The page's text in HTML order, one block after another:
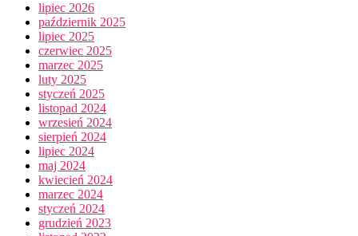
lipiec 2026
październik 2025
lipiec 2025
czerwiec 2025
marzec 2025
luty 2025
styczeń 2025
listopad 2024
wrzesień 2024
sierpień 2024
lipiec 2024
maj 2024
kwiecień 2024
marzec 2024
styczeń 2024
grudzień 2023